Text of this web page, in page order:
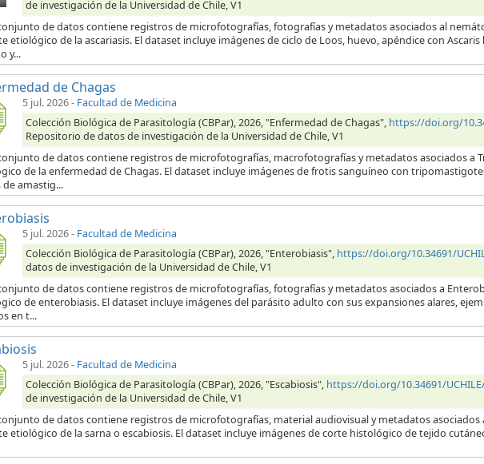
de investigación de la Universidad de Chile, V1
de datos contiene registros de microfotografías, fotografías y metadatos asociados al
etiológico de la ascariasis. El dataset incluye imágenes de ciclo de Loos, huevo, apéndice con
y...
de Chagas
5 jul. 2026- Facultad de Medicina
Colección Biológica de Parasitología (CBPar), 2026, "Enfermedad de Chagas", https://doi.org/
Repositorio de datos de investigación de la Universidad de Chile, V1
de datos contiene registros de microfotografías, macrofotografías y metadatos asociados a
de la enfermedad de Chagas. El dataset incluye imágenes de frotis sanguíneo con
de amastig...
5 jul. 2026- Facultad de Medicina
Colección Biológica de Parasitología (CBPar), 2026, "Enterobiasis", https://doi.org/10.34691/
datos de investigación de la Universidad de Chile, V1
de datos contiene registros de microfotografías, fotografías y metadatos asociados a
de enterobiasis. El dataset incluye imágenes del parásito adulto con sus expansiones alares,
en t...
5 jul. 2026- Facultad de Medicina
Colección Biológica de Parasitología (CBPar), 2026, "Escabiosis", https://doi.org/10.34691/
de investigación de la Universidad de Chile, V1
de datos contiene registros de microfotografías, material audiovisual y metadatos asociados
etiológico de la sarna o escabiosis. El dataset incluye imágenes de corte histológico de tejido